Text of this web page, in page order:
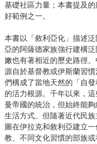
基礎社區力量；本書提及
好範例之一。
本書以「敘利亞化」描述
亞的阿薩德家族強行建構
嫩也有著相近的歷史路徑
源自於基督教或伊斯蘭習
們構成了當地天然的「自
的活力根源。千年以來，
曼帝國的統治，但始終能
生活方式。但隨著近代民
圖在伊拉克和敘利亞建立
教、不同文化習慣的部族